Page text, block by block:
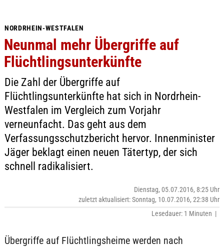
NORDRHEIN-WESTFALEN
Neunmal mehr Übergriffe auf
Flüchtlingsunterkünfte
Die Zahl der Übergriffe auf
Flüchtlingsunterkünfte hat sich in Nordrhein-
Westfalen im Vergleich zum Vorjahr
verneunfacht. Das geht aus dem
Verfassungsschutzbericht hervor. Innenminister
Jäger beklagt einen neuen Tätertyp, der sich
schnell radikalisiert.
Dienstag, 05.07.2016, 8:25 Uhr
zuletzt aktualisiert: Sonntag, 10.07.2016, 22:38 Uhr
Lesedauer: 1 Minuten |
Übergriffe auf Flüchtlingsheime werden nach